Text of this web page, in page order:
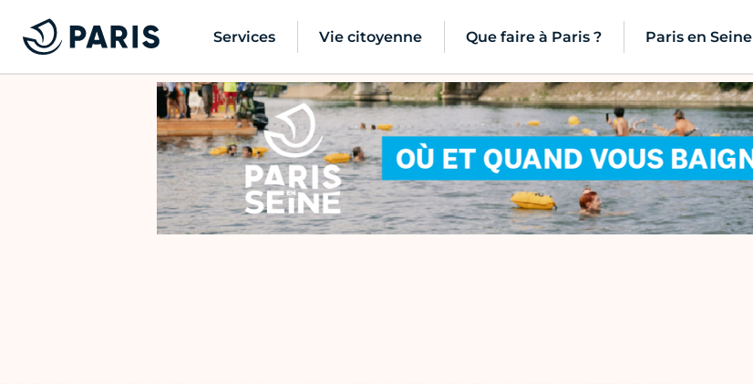
Services Vie citoyenne Que faire à Paris ? Paris en Seine